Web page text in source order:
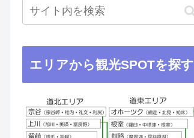
エリアから観光SPOTを探す